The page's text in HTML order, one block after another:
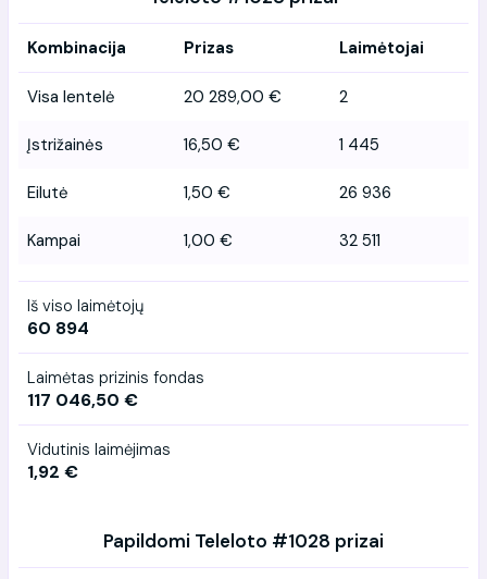
Kombinacija Prizas Laimėtojai
Visa lentelė 20 289,00 € 2
Įstrižainės 16,50 € 1 445
Eilutė 1,50 € 26 936
Kampai 1,00 € 32 511
Iš viso laimėtojų
60 894
Laimėtas prizinis fondas
117 046,50 €
Vidutinis laimėjimas
1,92 €
Papildomi Teleloto #1028 prizai